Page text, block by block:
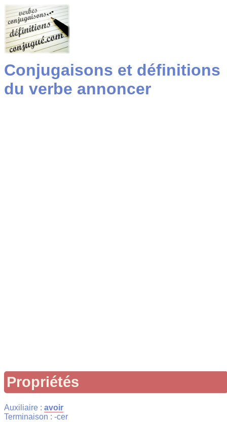
Conjugaisons et définitions
du verbe annoncer
Propriétés
Auxiliaire : avoir
Terminaison : -cer